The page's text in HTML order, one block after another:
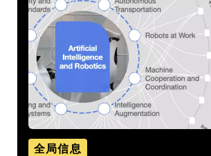
全局信息